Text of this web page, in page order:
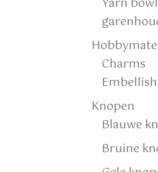
Charms
Knopen
Blauwe
Bruine